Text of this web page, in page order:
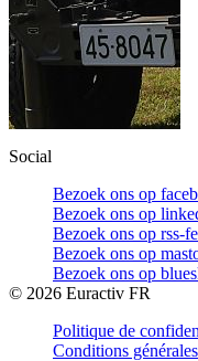
Social
Bezoek ons op
Bezoek ons op
Bezoek ons op rss-
Bezoek ons op
Bezoek ons op
© 2026 Euractiv FR
Politique de
Conditions générales